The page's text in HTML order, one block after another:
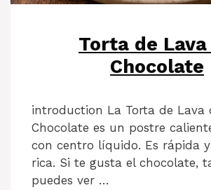
Torta de Lava
Chocolate
introduction La Torta de Lava
Chocolate es un postre
con centro líquido. Es rápida
rica. Si te gusta el chocolate,
puedes ver …